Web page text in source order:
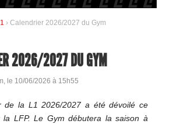
› Calendrier 2026/2027 du Gym
2026/2027 DU GYM
le 10/06/2026 à 15h55
de la L1 2026/2027 a été dévoilé ce
la LFP. Le Gym débutera la saison à